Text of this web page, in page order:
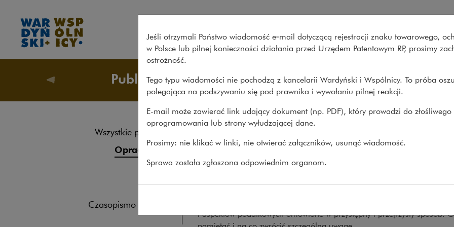
Praktyczny przewodnik prawny po transakcjach fuzji i
Co robimy O nas Nasze
Publikacje
Wszystkie publikacje
Opracowania
Roczniki
Książki
Czasopismo naukowe
Publikacje> Opracowania> Praktyczny przewodnik prawny po...
Praktyczny przewodnik prawny po
transakcjach fuzji i przejęć
OPRACOWANIA 16.05.2017
i aspektów podatkowych omówione w przystępny i przejrzysty sposób.
Jeśli otrzymali Państwo wiadomość e‑mail dotyczącą rejestracji znaku towarowego,
w Polsce lub pilnej konieczności działania przed Urzędem Patentowym RP, prosimy
ostrożność.
Tego typu wiadomości nie pochodzą z kancelarii Wardyński i Wspólnicy. To próba
polegająca na podszywaniu się pod prawnika i wywołaniu pilnej reakcji.
E-mail może zawierać link udający dokument (np. PDF), który prowadzi do złośliwego
oprogramowania lub strony wyłudzającej dane.
Prosimy: nie klikać w linki, nie otwierać załączników, usunąć wiadomość.
Sprawa została zgłoszona odpowiednim organom.